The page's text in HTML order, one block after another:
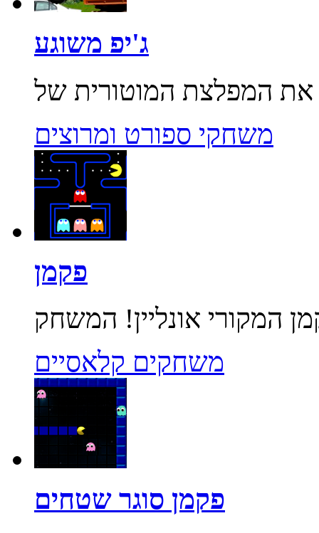
ג'יפ משוגע
משחקי ספורט ומרוצים
פקמן
משחקים קלאסיים
פקמן סוגר שטחים